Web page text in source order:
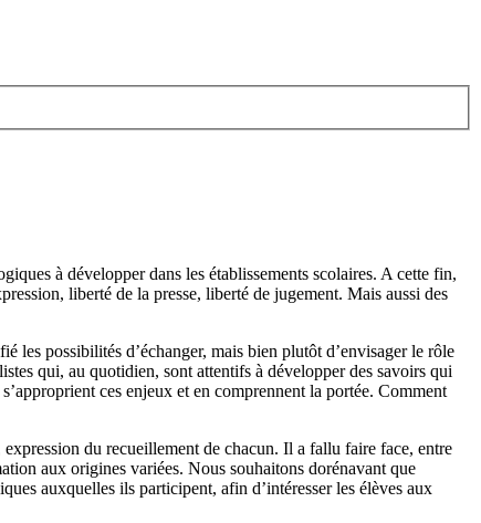
à développer dans les établissements scolaires. A cette fin,
liberté de la presse, liberté de jugement. Mais aussi des
les possibilités d’échanger, mais bien plutôt d’envisager le rôle
qui, au quotidien, sont attentifs à développer des savoirs qui
ces enjeux et en comprennent la portée. Comment
du recueillement de chacun. Il a fallu faire face, entre
aux origines variées. Nous souhaitons dorénavant que
auxquelles ils participent, afin d’intéresser les élèves aux